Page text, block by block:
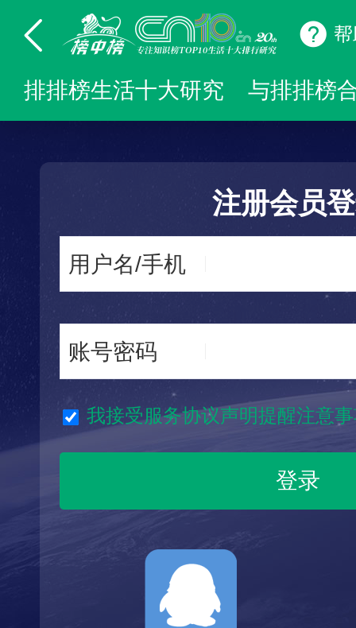
排排榜生活十大研究 与排排榜
注册会员
用户名/手机
账号密码
我接受服务协议声明提醒注意